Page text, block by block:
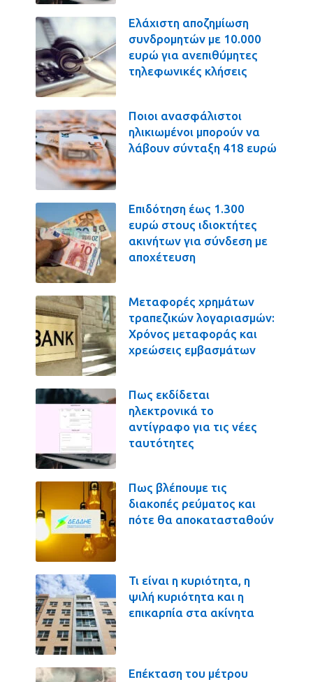
Ελάχιστη αποζημίωση
συνδρομητών με 10.000
ευρώ για ανεπιθύμητες
τηλεφωνικές κλήσεις
Ποιοι ανασφάλιστοι
ηλικιωμένοι μπορούν να
λάβουν σύνταξη 418 ευρώ
Επιδότηση έως 1.300
ευρώ στους ιδιοκτήτες
ακινήτων για σύνδεση με
αποχέτευση
Μεταφορές χρημάτων
τραπεζικών λογαριασμών:
Χρόνος μεταφοράς και
χρεώσεις εμβασμάτων
Πως εκδίδεται
ηλεκτρονικά το
αντίγραφο για τις νέες
ταυτότητες
Πως βλέπουμε τις
διακοπές ρεύματος και
πότε θα αποκατασταθούν
Τι είναι η κυριότητα, η
ψιλή κυριότητα και η
επικαρπία στα ακίνητα
Επέκταση του μέτρου